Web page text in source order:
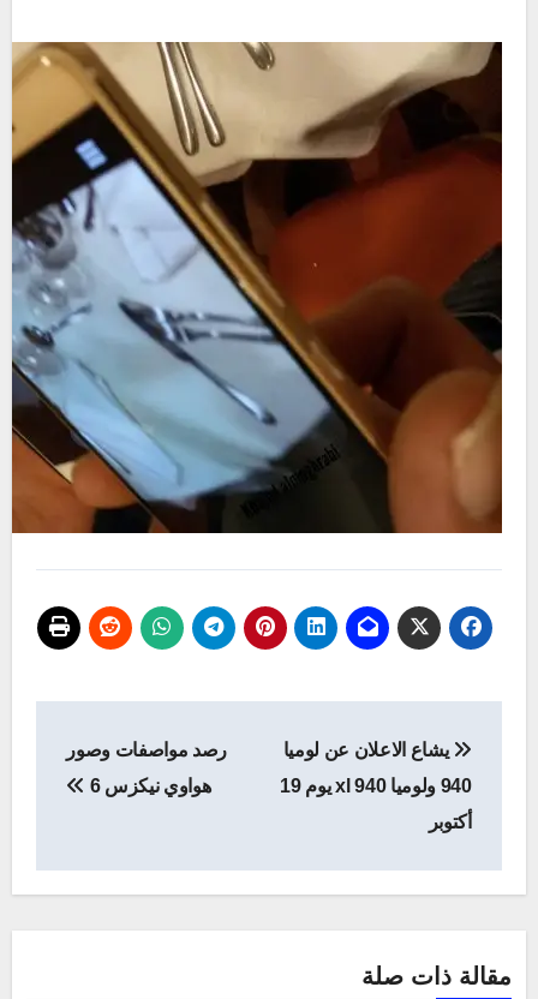
المقالات
يشاع الاعلان عن لوميا
940 ولوميا 940 xl يوم 19
أكتوبر
رصد مواصفات وصور
هواوي نيكزس 6
مقالة ذات صلة